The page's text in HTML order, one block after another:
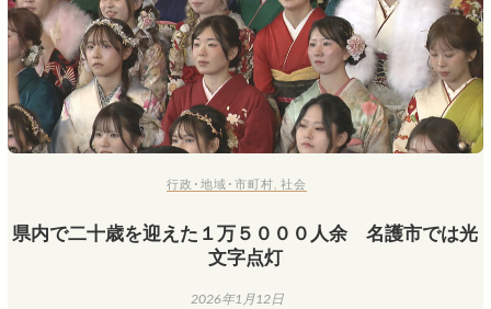
行政･地域･市町村 ,社会
県内で二十歳を迎えた１万５０００人余 名護市では光
文字点灯
2026年1月12日